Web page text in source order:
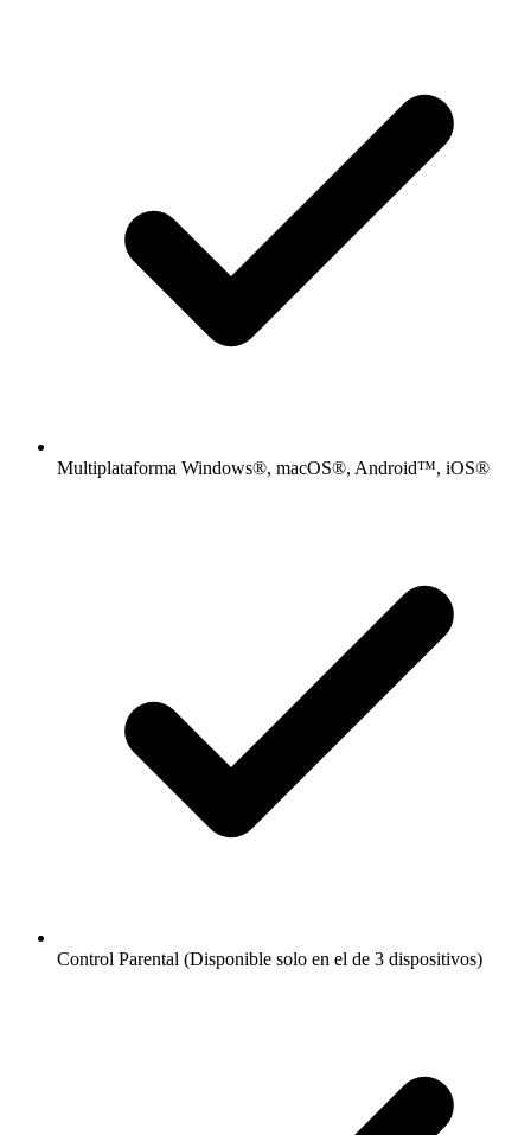
Multiplataforma Windows®, macOS®, Android™, iOS®
Control Parental (Disponible solo en el de 3 dispositivos)